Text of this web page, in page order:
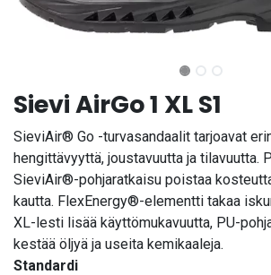
Sievi AirGo 1 XL S1
SieviAir® Go -turvasandaalit tarjoavat
hengittävyyttä, joustavuutta ja tilavuutta.
SieviAir®-pohjaratkaisu poistaa
kautta. FlexEnergy®-elementti takaa
XL-lesti lisää käyttömukavuutta, PU-
kestää öljyä ja useita kemikaaleja.
Standardi